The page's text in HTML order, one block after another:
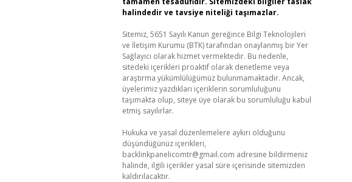
halindedir ve tavsiye niteliği taşımazlar.
Sitemiz, 5651 Sayılı Kanun gereğince Bilgi Teknolojileri
ve İletişim Kurumu (BTK) tarafından onaylanmış bir Yer
Sağlayıcı olarak hizmet vermektedir. Bu nedenle,
sitedeki içerikleri proaktif olarak denetleme veya
araştırma yükümlülüğümüz bulunmamaktadır. Ancak,
üyelerimiz yazdıkları içeriklerin sorumluluğunu
taşımakta olup, siteye üye olarak bu sorumluluğu kabul
etmiş sayılırlar.
Hukuka ve yasal düzenlemelere aykırı olduğunu
düşündüğünüz içerikleri,
backlinkpanelicomtr@gmail.com adresine bildirmeniz
halinde, ilgili içerikler yasal süre içerisinde sitemizden
kaldırılacaktır.